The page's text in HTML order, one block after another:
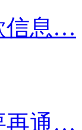
信息…
再通…